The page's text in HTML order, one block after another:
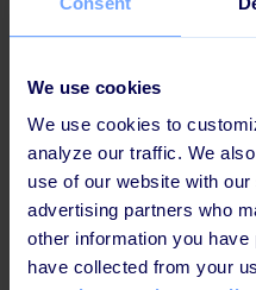
We use cookies
We use cookies to
analyze our traffic. We
use of our website with
advertising partners who
other information you
have collected from your
Utforska mångfald
effekterna av fördomar
Utforska privilegier
Utforska
HBTQIA+ Hur du